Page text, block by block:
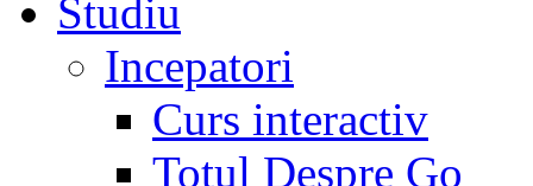
Studiu
Incepatori
Curs interactiv
Totul Despre Go